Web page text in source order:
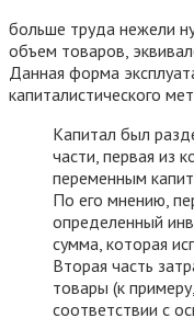
больше труда нежели
объем товаров,
Данная форма
капиталистического
Капитал был
части, первая из
переменным
По его мнению,
определенный
сумма, которая
Вторая часть
товары (к
соответствии с